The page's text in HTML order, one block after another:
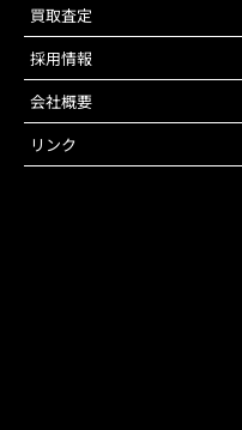
買取査定
採用情報
会社概要
リンク